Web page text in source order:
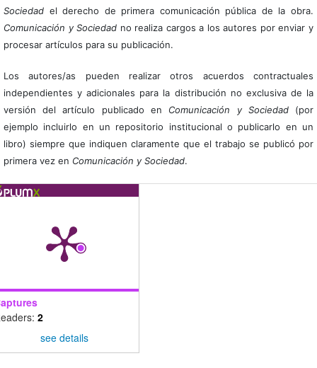
Sociedadel derecho de primera comunicación pública de la obra.
Comunicación y Sociedad no realiza cargos a los autores por enviar y
procesar artículos para su publicación.
Los autores/as pueden realizar otros acuerdos contractuales
independientes y adicionales para la distribución no exclusiva de la
versión del artículo publicado en Comunicación y Sociedad(por
ejemplo incluirlo en un repositorio institucional o publicarlo en un
libro) siempre que indiquen claramente que el trabajo se publicó por
primera vez en Comunicación y Sociedad.
2
see details